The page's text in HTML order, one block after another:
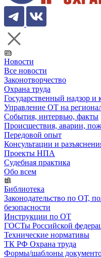
Новости
Все новости
Законотворчество
Охрана труда
Государственный надзор и
Управление ОТ на
События, интервью, факты
Происшествия, аварии,
Передовой опыт
Консультации и
Проекты НПА
Судебная практика
Обо всем
Библиотека
Законодательство по ОТ,
безопасности
Инструкции по ОТ
ГОСТы Российской
Технические нормативы
ТК РФ Охрана труда
Формы/шаблоны